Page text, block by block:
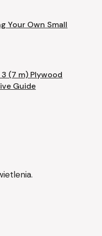
Your Own Small
(7 m) Plywood
Guide